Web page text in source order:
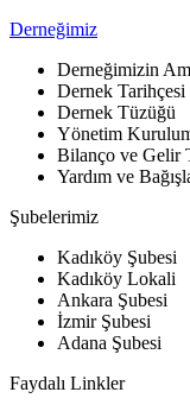
Derneğimiz
Derneğimizin
Dernek Tarihçesi
Dernek Tüzüğü
Yönetim
Bilanço ve Gelir
Yardım ve
Şubelerimiz
Kadıköy Şubesi
Kadıköy Lokali
Ankara Şubesi
İzmir Şubesi
Adana Şubesi
Faydalı Linkler